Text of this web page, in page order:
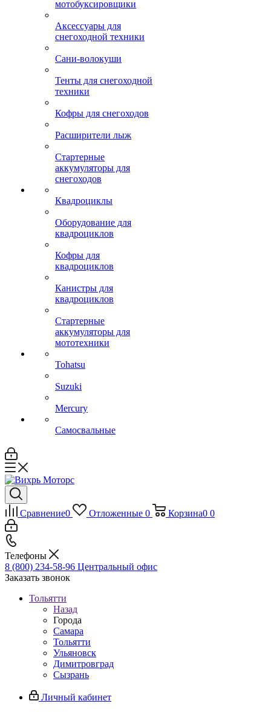
мотобуксировщики
Аксессуары для
снегоходной техники
Сани-волокуши
Тенты для снегоходной
техники
Кофры для снегоходов
Расширители лыж
Стартерные
аккумуляторы для
снегоходов
Квадроциклы
Оборудование для
квадроциклов
Кофры для
квадроциклов
Канистры для
квадроциклов
Стартерные
аккумуляторы для
мототехники
Tohatsu
Suzuki
Mercury
Самосвальные
Сравнение0 Отложенные 0 Корзина0 0
Телефоны
8 (800) 234-58-96 Центральный офис
Заказать звонок
Тольятти
Назад
Города
Самара
Тольятти
Ульяновск
Димитровград
Сызрань
Личный кабинет